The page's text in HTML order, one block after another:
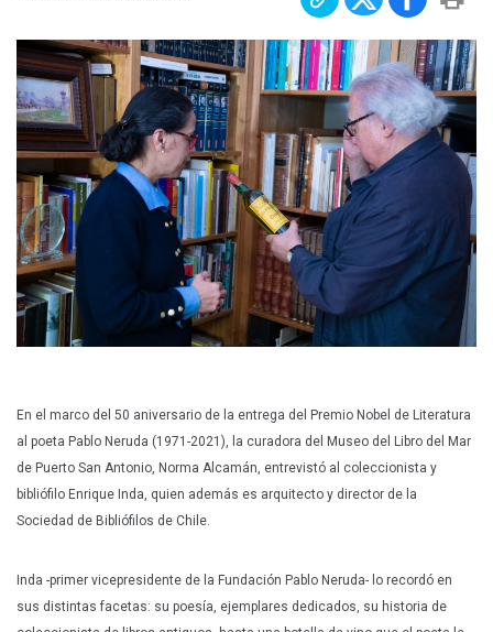
Plan Maestro
Prensa
Denuncias
Preguntas Frecuentes
Contáctenos
En el marco del 50 aniversario de la entrega del Premio Nobel de Literatura
al poeta Pablo Neruda (1971-2021), la curadora del Museo del Libro del Mar
de Puerto San Antonio, Norma Alcamán, entrevistó al coleccionista y
bibliófilo Enrique Inda, quien además es arquitecto y director de la
Sociedad de Bibliófilos de Chile.
Inda -primer vicepresidente de la Fundación Pablo Neruda- lo recordó en
sus distintas facetas: su poesía, ejemplares dedicados, su historia de